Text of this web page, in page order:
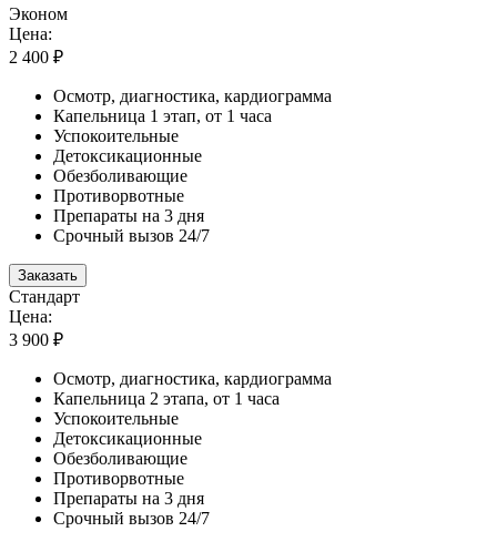
Эконом
Цена:
2 400 ₽
Осмотр, диагностика, кардиограмма
Капельница 1 этап, от 1 часа
Успокоительные
Детоксикационные
Обезболивающие
Противорвотные
Препараты на 3 дня
Срочный вызов 24/7
Заказать
Стандарт
Цена:
3 900 ₽
Осмотр, диагностика, кардиограмма
Капельница 2 этапа, от 1 часа
Успокоительные
Детоксикационные
Обезболивающие
Противорвотные
Препараты на 3 дня
Срочный вызов 24/7